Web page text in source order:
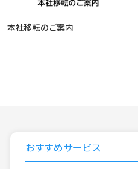
本社移転のご案内
おすすめサービス